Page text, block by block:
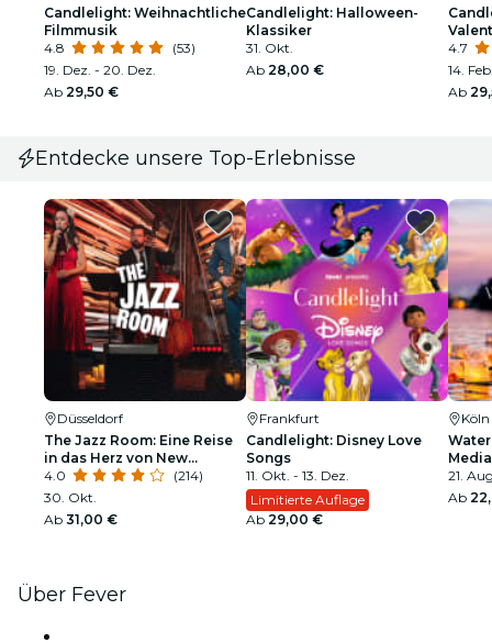
Candlelight: Weihnachtliche
Filmmusik
4.8
(53)
19. Dez. - 20. Dez.
Ab 29,50 €
Candlelight: Halloween-
Klassiker
31. Okt.
Ab 28,00 €
4.7
14.
Ab
Entdecke unsere Top-Erlebnisse
Düsseldorf
The Jazz Room: Eine Reise
in das Herz von New
Orleans
4.0
(214)
30. Okt.
Ab 31,00 €
Frankfurt
Candlelight: Disney Love
Songs
11. Okt. - 13. Dez.
Limitierte Auflage
Ab 29,00 €
Köln
21.
Ab
Über Fever